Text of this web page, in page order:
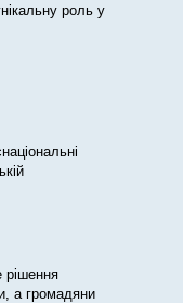
роль у
рішення
а громадяни